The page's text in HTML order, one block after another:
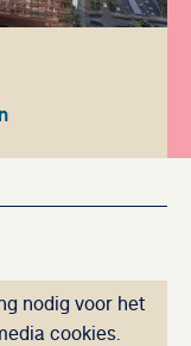
op deze website
kan
nodig voor het
cookies.